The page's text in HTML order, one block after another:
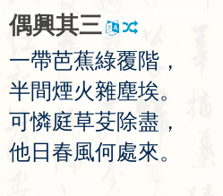
偶興其三
一帶芭蕉綠覆階 ，
半間煙火雜塵埃。
可憐庭草芟除盡 ，
他日 春風何處來。